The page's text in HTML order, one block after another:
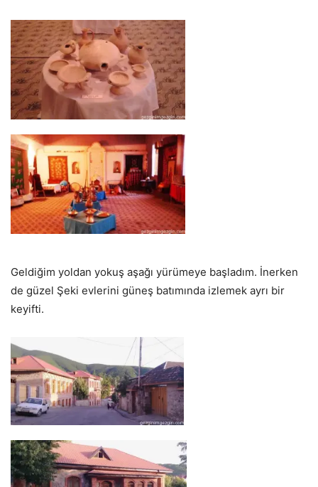
Geldiğim yoldan yokuş aşağı yürümeye başladım. İnerken
de güzel Şeki evlerini güneş batımında izlemek ayrı bir
keyifti.